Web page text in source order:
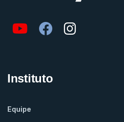
Instituto
Equipe